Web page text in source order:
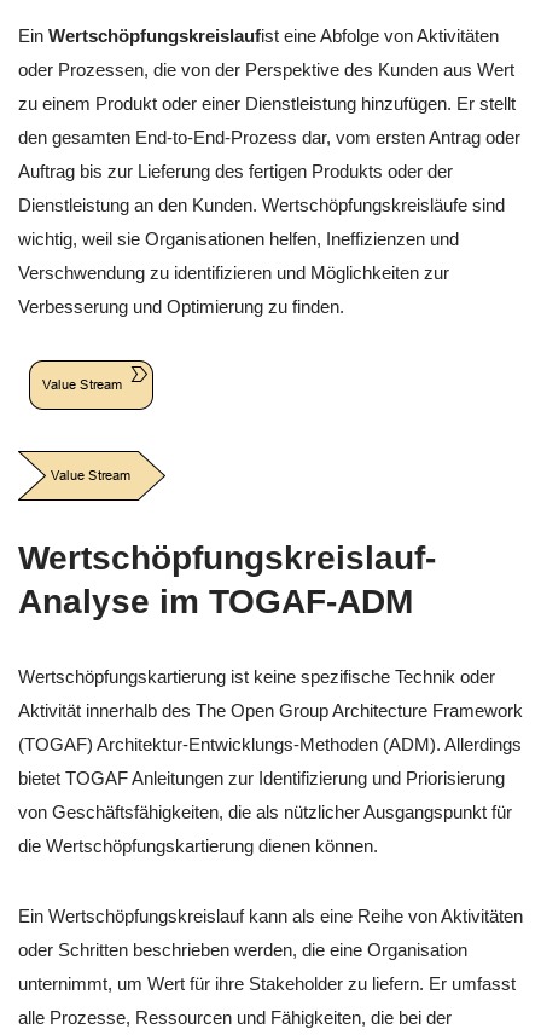
Ein Wertschöpfungskreislaufist eine Abfolge von Aktivitäten
oder Prozessen, die von der Perspektive des Kunden aus Wert
zu einem Produkt oder einer Dienstleistung hinzufügen. Er stellt
den gesamten End-to-End-Prozess dar, vom ersten Antrag oder
Auftrag bis zur Lieferung des fertigen Produkts oder der
Dienstleistung an den Kunden. Wertschöpfungskreisläufe sind
wichtig, weil sie Organisationen helfen, Ineffizienzen und
Verschwendung zu identifizieren und Möglichkeiten zur
Verbesserung und Optimierung zu finden.
Wertschöpfungskreislauf-
Analyse im TOGAF-ADM
Wertschöpfungskartierung ist keine spezifische Technik oder
Aktivität innerhalb des The Open Group Architecture Framework
(TOGAF) Architektur-Entwicklungs-Methoden (ADM). Allerdings
bietet TOGAF Anleitungen zur Identifizierung und Priorisierung
von Geschäftsfähigkeiten, die als nützlicher Ausgangspunkt für
die Wertschöpfungskartierung dienen können.
Ein Wertschöpfungskreislauf kann als eine Reihe von Aktivitäten
oder Schritten beschrieben werden, die eine Organisation
unternimmt, um Wert für ihre Stakeholder zu liefern. Er umfasst
alle Prozesse, Ressourcen und Fähigkeiten, die bei der